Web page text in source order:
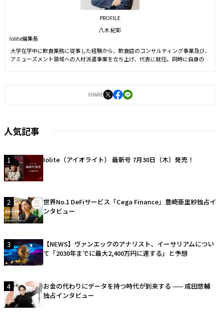
PROFILE
八木 紀彰
Iolite編集長
大学在学中に飲食業務に従事した経験から、飲食店のコンサルティング事業及び、
アミューズメント領域への人材派遣事業を立ち上げ、代表に就任。同時に自身のブ
刊。
SHARE
人気記事
1 Iolite（アイオライト） 最新号 7月30日（木）発売！
2
世界No.1 DeFiサービス「Cega Finance」豊崎亜里紗独占イ
ンタビュー
3
【NEWS】ヴァンエックのアナリスト、イーサリアムについ
て「2030年までに最大2,400万円に達する」と予想
4
お金の代わりにデータを持つ時代が到来する —— 成田悠輔
独占インタビュー